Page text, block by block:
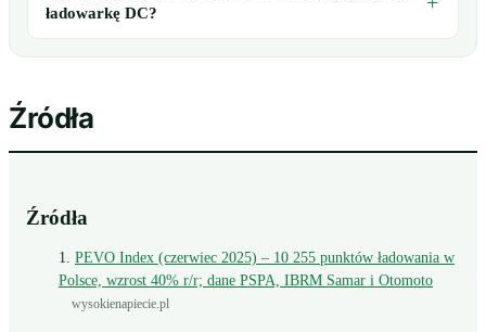
ładowarkę DC?
Źródła
Źródła
PEVO Index (czerwiec 2025) – 10 255 punktów ładowania w
Polsce, wzrost 40% r/r; dane PSPA, IBRM Samar i Otomoto
wysokienapiecie.pl